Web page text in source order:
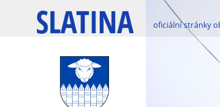
oficiální stránky